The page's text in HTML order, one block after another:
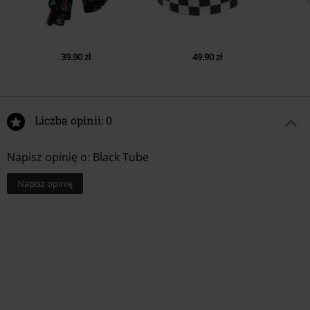
39.90 zł 49.90 zł
Liczba opinii: 0
Napisz opinię o: Black Tube
Napisz opinię